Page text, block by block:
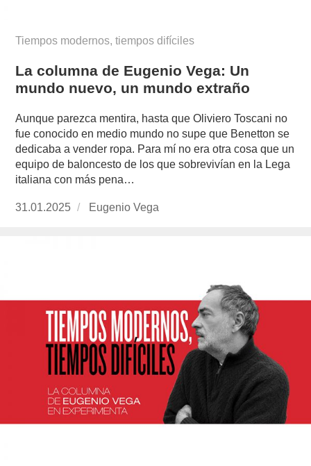
Tiempos modernos, tiempos difíciles
La columna de Eugenio Vega: Un
mundo nuevo, un mundo extraño
Aunque parezca mentira, hasta que Oliviero Toscani no
fue conocido en medio mundo no supe que Benetton se
dedicaba a vender ropa. Para mí no era otra cosa que un
equipo de baloncesto de los que sobrevivían en la Lega
italiana con más pena…
Publicado
31.01.2025 https://www.experimenta.es/author/info1/
Eugenio Vega